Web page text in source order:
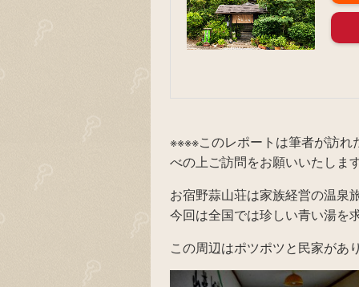
※※※※このレポートは筆者が訪
べの上ご訪問をお願いいたしま
お宿野蒜山荘は家族経営の温泉
今回は全国では珍しい青い湯を
この周辺はポツポツと民家があ